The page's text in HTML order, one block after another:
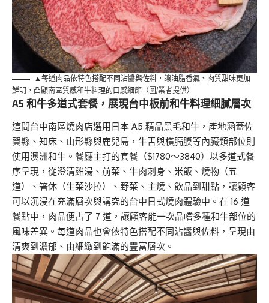
▲每道肉品依特色搭配不同沾醬與佐料，讓油脂香氣、肉質甜味更加
鮮明，凸顯南區質感和牛料理的口感細節（圖/業者提供）
A5 和牛多道式套餐，展現台中板前和牛料理細膩層次
這間台中南區燒肉店選用日本 A5 精品黑毛和牛，產地涵蓋佐
賀縣、知床、山形縣與鹿兒島，牛舌與橫膈膜等內臟類部位則
使用澳洲和牛。餐廳主打的套餐（$1780～3840）以多道式餐
序呈現，從澄清雞湯、前菜、牛肉刺身、米飯、燒物（五
道）、箸休（生菜沙拉）、野菜、主燒、飲品到甜點，讓顧客
可以沉浸在充滿層次與講究的台中日式燒肉體驗中。在 16 道
餐點中，肉品便占了 7 道，讓顧客能一次品嚐多種和牛部位的
風味差異。每道肉品也會依特色搭配不同沾醬與佐料，呈現由
清爽到濃郁、由細緻到飽滿的豐富層次。